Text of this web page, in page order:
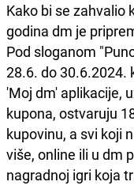
Kako bi se zahvalio
godina dm je
Pod sloganom
28.6. do 30.6.2024.
'Moj dm' aplikacije,
kupona, ostvaruju
kupovinu, a svi koji
više, online ili u dm
nagradnoj igri koja